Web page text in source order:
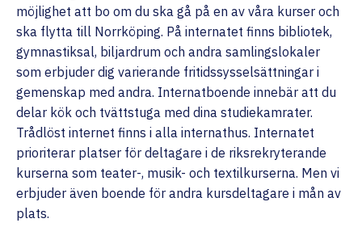
möjlighet att bo om du ska gå på en av våra kurser och
ska flytta till Norrköping. På internatet finns bibliotek,
gymnastiksal, biljardrum och andra samlingslokaler
som erbjuder dig varierande fritidssysselsättningar i
gemenskap med andra. Internatboende innebär att du
delar kök och tvättstuga med dina studiekamrater.
Trådlöst internet finns i alla internathus. Internatet
prioriterar platser för deltagare i de riksrekryterande
kurserna som teater-, musik- och textilkurserna. Men vi
erbjuder även boende för andra kursdeltagare i mån av
plats.